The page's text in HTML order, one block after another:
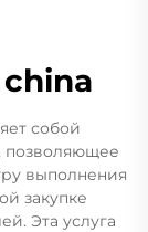
собой
позволяющее
выполнения
закупке
Эта услуга